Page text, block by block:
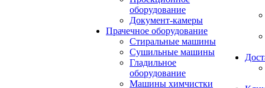
оборудование
Документ-камеры
Прачечное оборудование
Стиральные машины
Сушильные машины
Гладильное
оборудование
Машины химчистки